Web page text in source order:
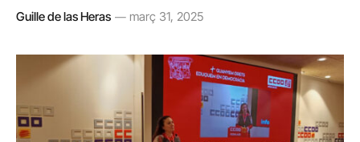
Guille de las Heras març 31, 2025